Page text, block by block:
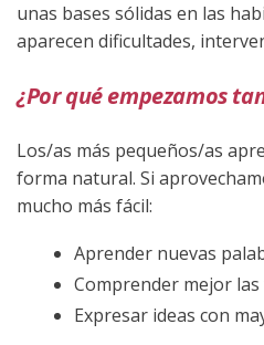
unas bases sólidas en las
aparecen dificultades,
¿Por qué empezamos
Los/as más pequeños/as
forma natural. Si
mucho más fácil:
Aprender nuevas
Comprender mejor las
Expresar ideas con